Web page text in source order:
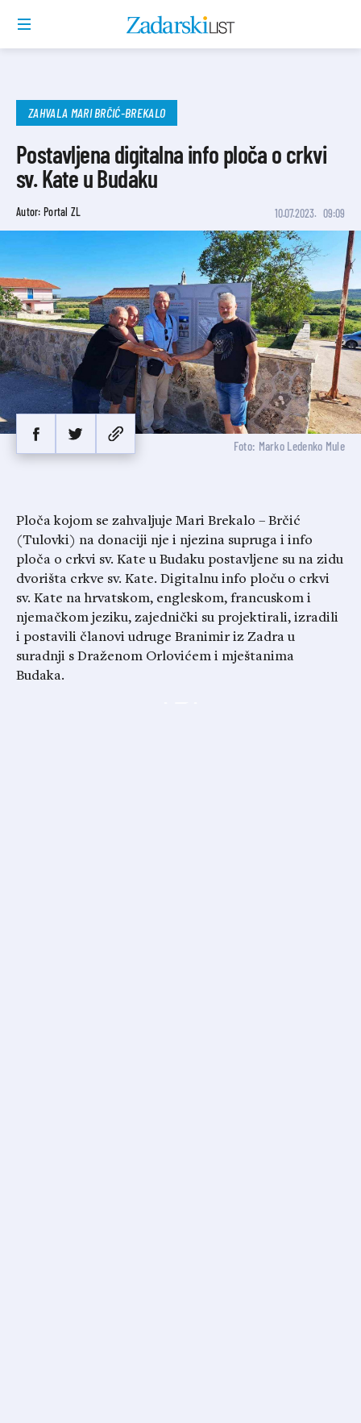
ZAHVALA MARI BRČIĆ-BREKALO
Postavljena digitalna info ploča o crkvi
sv. Kate u Budaku
Autor: Portal ZL 10.07.2023. 09:09
Foto: Marko Ledenko Mule
Ploča kojom se zahvaljuje Mari Brekalo – Brčić
(Tulovki) na donaciji nje i njezina supruga i info
ploča o crkvi sv. Kate u Budaku postavljene su na zidu
dvorišta crkve sv. Kate. Digitalnu info ploču o crkvi
sv. Kate na hrvatskom, engleskom, francuskom i
njemačkom jeziku, zajednički su projektirali, izradili
i postavili članovi udruge Branimir iz Zadra u
suradnji s Draženom Orlovićem i mještanima
Budaka.